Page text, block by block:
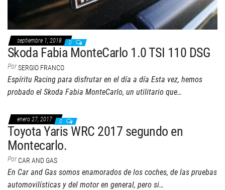
septiembre 1, 2018 0
Skoda Fabia MonteCarlo 1.0 TSI 110 DSG
PorSERGIO FRANCO
Espíritu Racing para disfrutar en el día a día Esta vez, hemos
probado el Skoda Fabia MonteCarlo, un utilitario que…
enero 27, 2017 0
Toyota Yaris WRC 2017 segundo en
Montecarlo.
Por CAR AND GAS
En Car and Gas somos enamorados de los coches, de las pruebas
automovilísticas y del motor en general, pero si…